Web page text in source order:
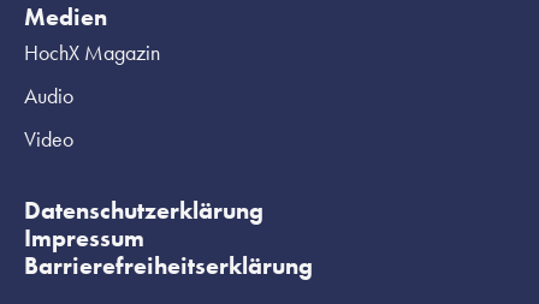
Medien
HochX Magazin
Audio
Video
Datenschutzerklärung
Impressum
Barrierefreiheitserklärung